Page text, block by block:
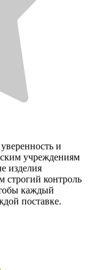
и
учреждениям
изделия
строгий контроль
каждый
поставке.